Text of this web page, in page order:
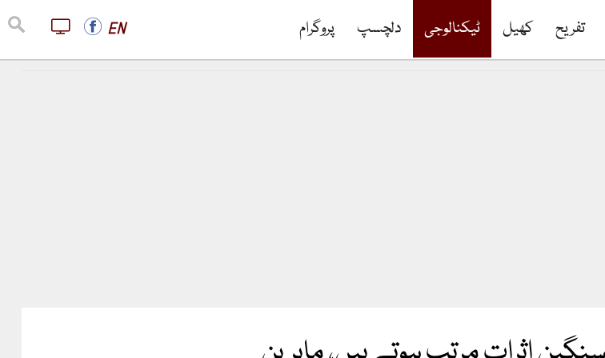
تفریح کھیل ٹیکنالوجی دلچسپ پروگرام EN